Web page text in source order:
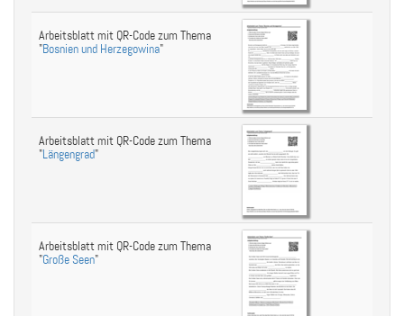
Arbeitsblatt mit QR-Code zum Thema
"Bosnien und Herzegowina"
Arbeitsblatt mit QR-Code zum Thema
"Längengrad"
Arbeitsblatt mit QR-Code zum Thema
"Große Seen"